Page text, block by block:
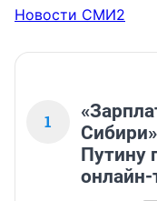
Новости СМИ2
1
Путину
онлайн-